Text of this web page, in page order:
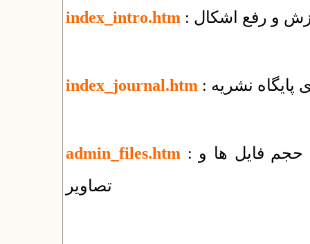
index_intro.htm و رفع اشکال
index_journal.htm پایگاه نشریه
admin_files.htm : راهنمای مدیریت پوشه‌ها و فایل‌ها + کاهش حجم فایل ها و
تصاویر